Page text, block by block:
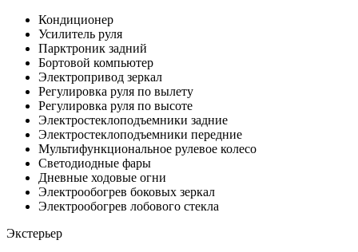
Кондиционер
Усилитель руля
Парктроник задний
Бортовой компьютер
Электропривод зеркал
Регулировка руля по вылету
Регулировка руля по высоте
Электростеклоподъемники задние
Электростеклоподъемники передние
Мультифункциональное рулевое колесо
Светодиодные фары
Дневные ходовые огни
Электрообогрев боковых зеркал
Электрообогрев лобового стекла
Экстерьер